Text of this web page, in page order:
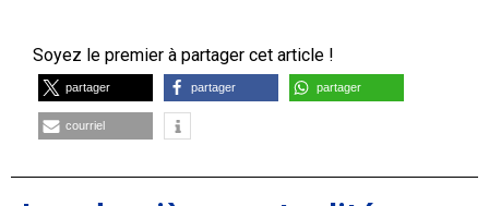
Soyez le premier à partager cet article !
partager partager partager
courriel